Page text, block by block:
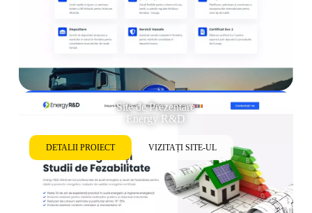
Site de Prezentare
Energy R&D
DETALII PROIECT VIZITAȚI SITE-UL